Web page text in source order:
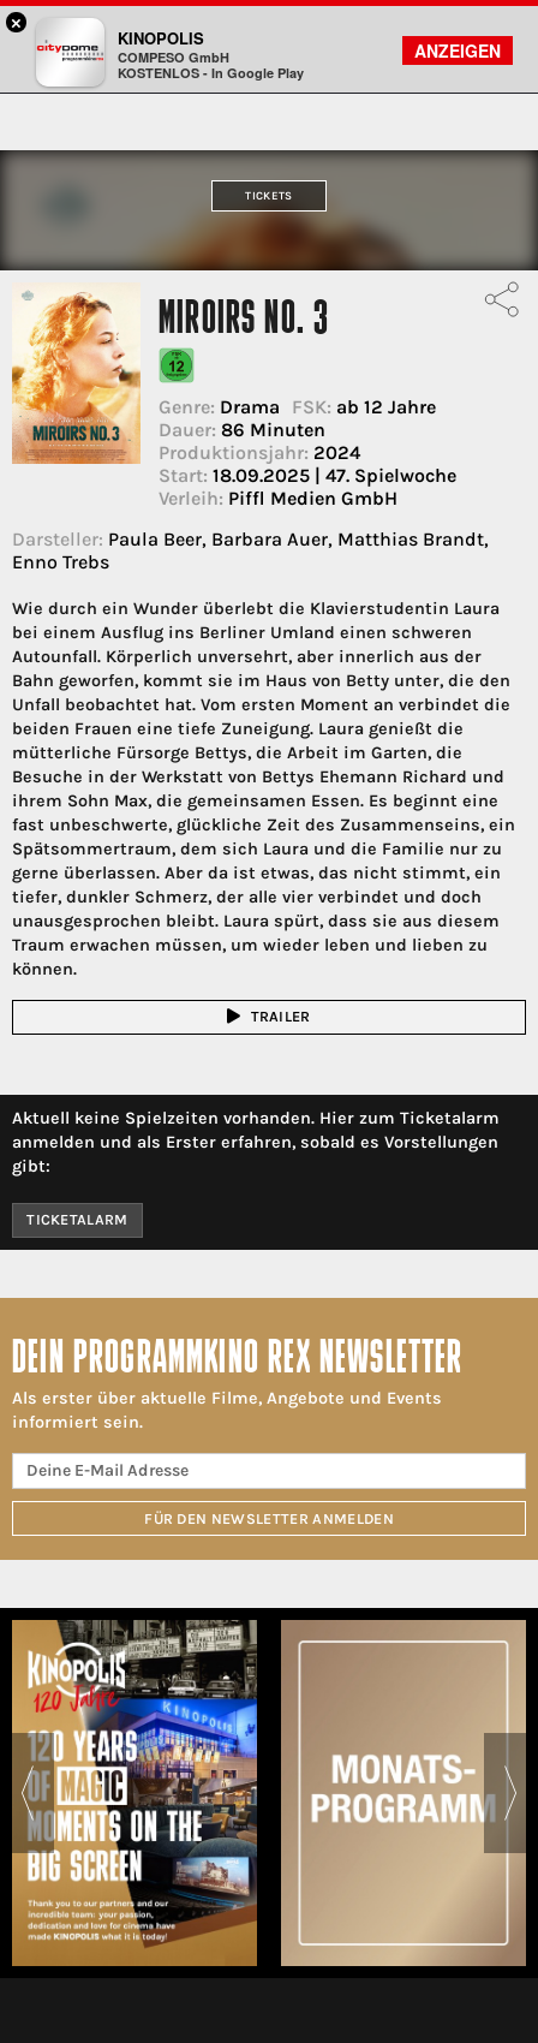
Kinopolis
FILMSUCHE
KONTO
TICKETS
MIROIRS NO. 3
Genre: Drama FSK: ab 12 Jahre
Dauer: 86 Minuten
Produktionsjahr: 2024
Start: 18.09.2025 | 47. Spielwoche
Verleih: Piffl Medien GmbH
Darsteller: Paula Beer, Barbara Auer, Matthias Brandt,
Enno Trebs
Wie durch ein Wunder überlebt die Klavierstudentin Laura
bei einem Ausflug ins Berliner Umland einen schweren
Autounfall. Körperlich unversehrt, aber innerlich aus der
Bahn geworfen, kommt sie im Haus von Betty unter, die den
Unfall beobachtet hat. Vom ersten Moment an verbindet die
beiden Frauen eine tiefe Zuneigung. Laura genießt die
mütterliche Fürsorge Bettys, die Arbeit im Garten, die
Besuche in der Werkstatt von Bettys Ehemann Richard und
ihrem Sohn Max, die gemeinsamen Essen. Es beginnt eine
fast unbeschwerte, glückliche Zeit des Zusammenseins, ein
Spätsommertraum, dem sich Laura und die Familie nur zu
gerne überlassen. Aber da ist etwas, das nicht stimmt, ein
tiefer, dunkler Schmerz, der alle vier verbindet und doch
unausgesprochen bleibt. Laura spürt, dass sie aus diesem
Traum erwachen müssen, um wieder leben und lieben zu
können.
TRAILER
Aktuell keine Spielzeiten vorhanden. Hier zum Ticketalarm
anmelden und als Erster erfahren, sobald es Vorstellungen
gibt:
TICKETALARM
DEIN PROGRAMMKINO REX NEWSLETTER
Als erster über aktuelle Filme, Angebote und Events
informiert sein.
FÜR DEN NEWSLETTER ANMELDEN
×
KINOPOLIS
COMPESO GmbH
KOSTENLOS - In Google Play
ANZEIGEN